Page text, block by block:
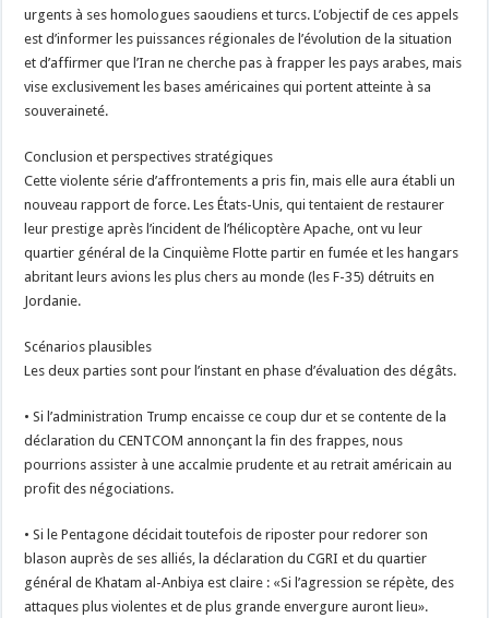
urgents à ses homologues saoudiens et turcs. L’objectif de ces appels
est d’informer les puissances régionales de l’évolution de la situation
et d’affirmer que l’Iran ne cherche pas à frapper les pays arabes, mais
vise exclusivement les bases américaines qui portent atteinte à sa
souveraineté.
Conclusion et perspectives stratégiques
Cette violente série d’affrontements a pris fin, mais elle aura établi un
nouveau rapport de force. Les États-Unis, qui tentaient de restaurer
leur prestige après l’incident de l’hélicoptère Apache, ont vu leur
quartier général de la Cinquième Flotte partir en fumée et les hangars
abritant leurs avions les plus chers au monde (les F-35) détruits en
Jordanie.
Scénarios plausibles
Les deux parties sont pour l’instant en phase d’évaluation des dégâts.
• Si l’administration Trump encaisse ce coup dur et se contente de la
déclaration du CENTCOM annonçant la fin des frappes, nous
pourrions assister à une accalmie prudente et au retrait américain au
profit des négociations.
• Si le Pentagone décidait toutefois de riposter pour redorer son
blason auprès de ses alliés, la déclaration du CGRI et du quartier
général de Khatam al-Anbiya est claire : «Si l’agression se répète, des
attaques plus violentes et de plus grande envergure auront lieu».